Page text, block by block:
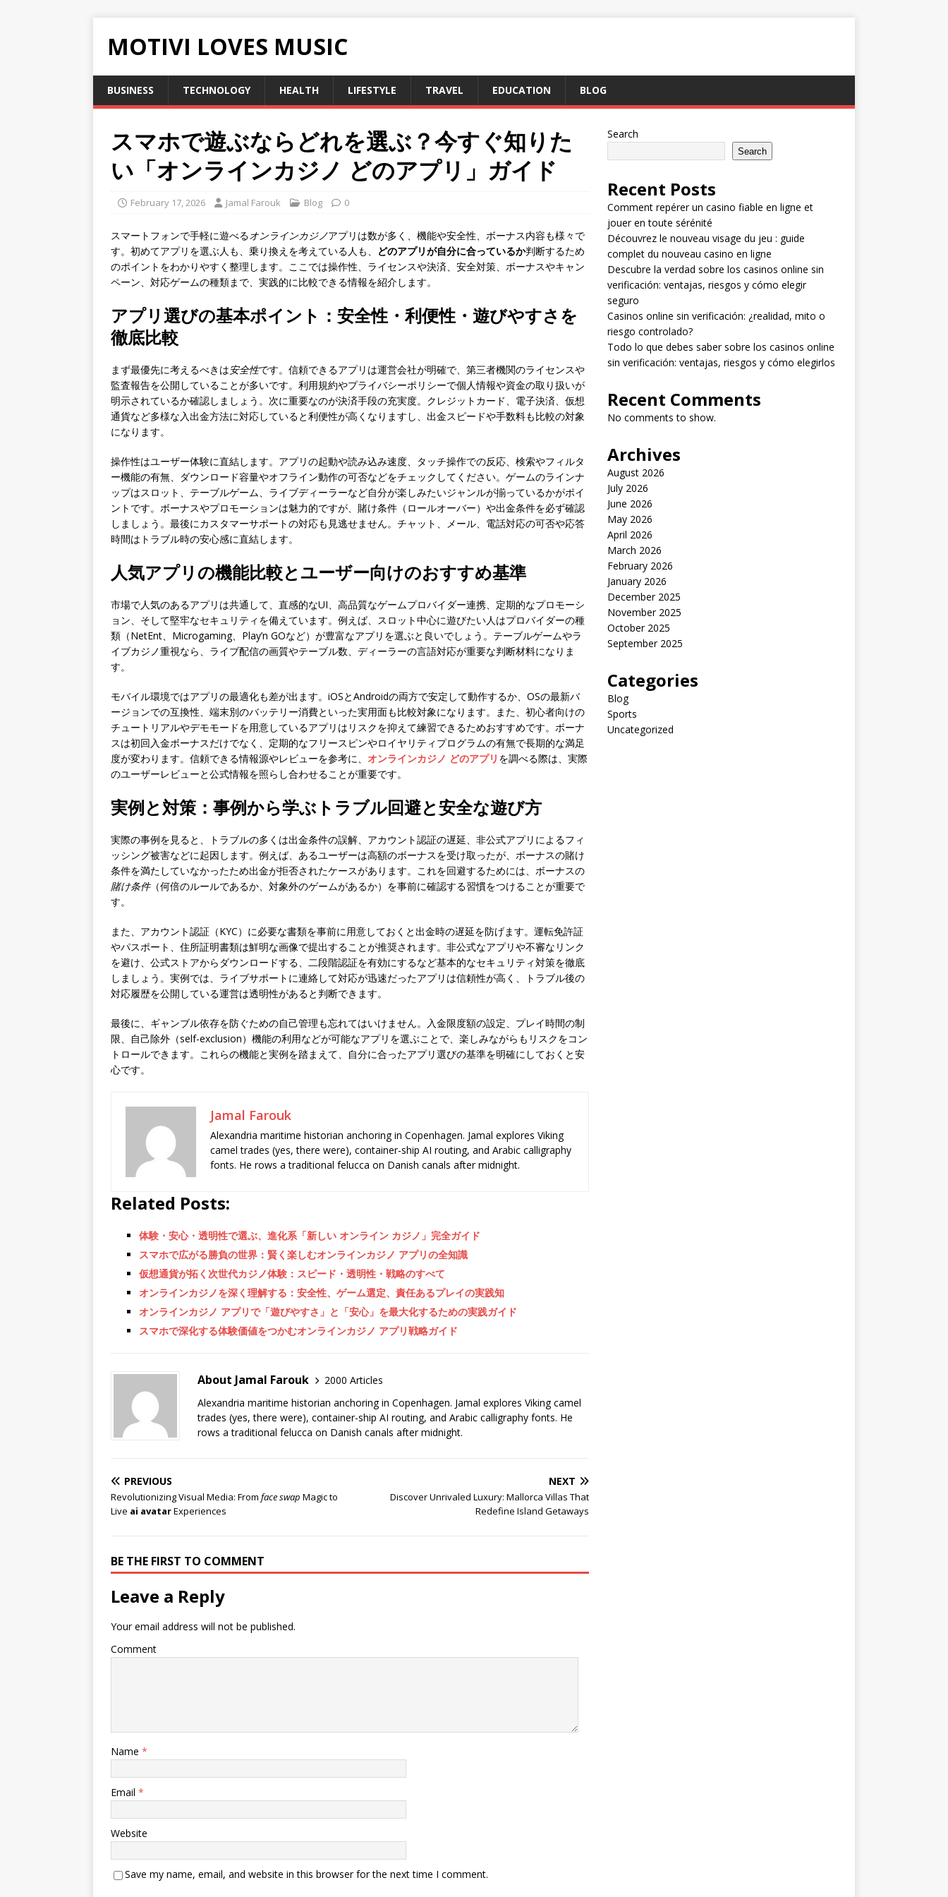
MOTIVI LOVES MUSIC
BUSINESS TECHNOLOGY HEALTH LIFESTYLE TRAVEL EDUCATION BLOG
スマホで遊ぶならどれを選ぶ？今すぐ知りた
い「オンラインカジノ どのアプリ」ガイド
February 17, 2026 Jamal Farouk Blog 0
スマートフォンで手軽に遊べるオンラインカジノアプリは数が多く、機能や安全性、ボーナス内容も様々で
す。初めてアプリを選ぶ人も、乗り換えを考えている人も、
どのアプリが自分に合っているか判断するため
のポイントをわかりやすく整理します。ここでは操作性、ライセンスや決済、安全対策、ボーナスやキャン
ペーン、対応ゲームの種類まで、実践的に比較できる情報を紹介します。
アプリ選びの基本ポイント：安全性・利便性・遊びやすさを
徹底比較
まず最優先に考えるべきは安全性です。信頼できるアプリは運営会社が明確で、第三者機関のライセンスや
監査報告を公開していることが多いです。利用規約やプライバシーポリシーで個人情報や資金の取り扱いが
明示されているか確認しましょう。次に重要なのが決済手段の充実度。クレジットカード、電子決済、仮想
通貨など多様な入出金方法に対応していると利便性が高くなりますし、出金スピードや手数料も比較の対象
になります。
操作性はユーザー体験に直結します。アプリの起動や読み込み速度、タッチ操作での反応、検索やフィルタ
ー機能の有無、ダウンロード容量やオフライン動作の可否などをチェックしてください。ゲームのラインナ
ップはスロット、テーブルゲーム、ライブディーラーなど自分が楽しみたいジャンルが揃っているかがポイ
ントです。ボーナスやプロモーションは魅力的ですが、賭け条件（ロールオーバー）や出金条件を必ず確認
しましょう。最後にカスタマーサポートの対応も見逃せません。チャット、メール、電話対応の可否や応答
時間はトラブル時の安心感に直結します。
人気アプリの機能比較とユーザー向けのおすすめ基準
市場で人気のあるアプリは共通して、直感的なUI、高品質なゲームプロバイダー連携、定期的なプロモーシ
ョン、そして堅牢なセキュリティを備えています。例えば、スロット中心に遊びたい人はプロバイダーの種
類（NetEnt、Microgaming、Play’n GOなど）が豊富なアプリを選ぶと良いでしょう。テーブルゲームやラ
イブカジノ重視なら、ライブ配信の画質やテーブル数、ディーラーの言語対応が重要な判断材料になりま
す。
モバイル環境ではアプリの最適化も差が出ます。iOSとAndroidの両方で安定して動作するか、OSの最新バ
ージョンでの互換性、端末別のバッテリー消費といった実用面も比較対象になります。また、初心者向けの
チュートリアルやデモモードを用意しているアプリはリスクを抑えて練習できるためおすすめです。ボーナ
スは初回入金ボーナスだけでなく、定期的なフリースピンやロイヤリティプログラムの有無で長期的な満足
度が変わります。信頼できる情報源やレビューを参考に、 オンラインカジノ どのアプリ を調べる際は、実際
のユーザーレビューと公式情報を照らし合わせることが重要です。
実例と対策：事例から学ぶトラブル回避と安全な遊び方
実際の事例を見ると、トラブルの多くは出金条件の誤解、アカウント認証の遅延、非公式アプリによるフィ
ッシング被害などに起因します。例えば、あるユーザーは高額のボーナスを受け取ったが、ボーナスの賭け
条件を満たしていなかったため出金が拒否されたケースがあります。これを回避するためには、ボーナスの
賭け条件（何倍のルールであるか、対象外のゲームがあるか）を事前に確認する習慣をつけることが重要で
す。
また、アカウント認証（KYC）に必要な書類を事前に用意しておくと出金時の遅延を防げます。運転免許証
やパスポート、住所証明書類は鮮明な画像で提出することが推奨されます。非公式なアプリや不審なリンク
を避け、公式ストアからダウンロードする、二段階認証を有効にするなど基本的なセキュリティ対策を徹底
しましょう。実例では、ライブサポートに連絡して対応が迅速だったアプリは信頼性が高く、トラブル後の
対応履歴を公開している運営は透明性があると判断できます。
最後に、ギャンブル依存を防ぐための自己管理も忘れてはいけません。入金限度額の設定、プレイ時間の制
限、自己除外（self-exclusion）機能の利用などが可能なアプリを選ぶことで、楽しみながらもリスクをコン
トロールできます。これらの機能と実例を踏まえて、自分に合ったアプリ選びの基準を明確にしておくと安
心です。
Jamal Farouk
Alexandria maritime historian anchoring in Copenhagen. Jamal explores Viking
camel trades (yes, there were), container-ship AI routing, and Arabic calligraphy
fonts. He rows a traditional felucca on Danish canals after midnight.
Related Posts:
体験・安心・透明性で選ぶ、進化系「新しい オンライン カジノ」完全ガイド
スマホで広がる勝負の世界：賢く楽しむオンラインカジノ アプリの全知識
仮想通貨が拓く次世代カジノ体験：スピード・透明性・戦略のすべて
オンラインカジノを深く理解する：安全性、ゲーム選定、責任あるプレイの実践知
オンラインカジノ アプリで「遊びやすさ」と「安心」を最大化するための実践ガイド
スマホで深化する体験価値をつかむオンラインカジノ アプリ戦略ガイド
About Jamal Farouk
2000 Articles
Alexandria maritime historian anchoring in Copenhagen. Jamal explores Viking camel
trades (yes, there were), container-ship AI routing, and Arabic calligraphy fonts. He
rows a traditional felucca on Danish canals after midnight.
PREVIOUS
Revolutionizing Visual Media: From face swap Magic to
Live ai avatarExperiences
NEXT
Discover Unrivaled Luxury: Mallorca Villas That
Redefine Island Getaways
BE THE FIRST TO COMMENT
Leave a Reply
Your email address will not be published.
Comment
Name *
Email *
Website
Save my name, email, and website in this browser for the next time I comment.
Search
Search
Recent Posts
Comment repérer un casino fiable en ligne et
jouer en toute sérénité
Découvrez le nouveau visage du jeu : guide
complet du nouveau casino en ligne
Descubre la verdad sobre los casinos online sin
verificación: ventajas, riesgos y cómo elegir
seguro
Casinos online sin verificación: ¿realidad, mito o
riesgo controlado?
Todo lo que debes saber sobre los casinos online
sin verificación: ventajas, riesgos y cómo elegirlos
Recent Comments
No comments to show.
Archives
August 2026
July 2026
June 2026
May 2026
April 2026
March 2026
February 2026
January 2026
December 2025
November 2025
October 2025
September 2025
Categories
Blog
Sports
Uncategorized